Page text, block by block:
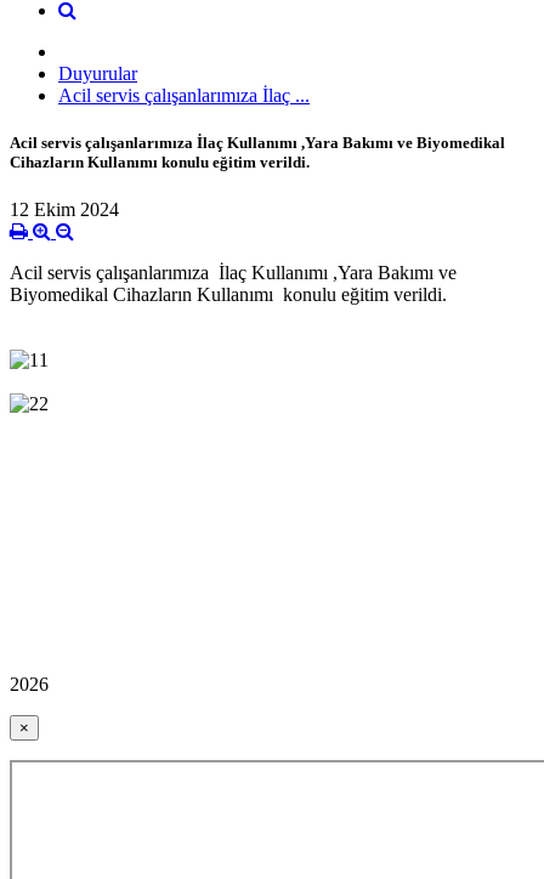
Duyurular
Acil servis çalışanlarımıza İlaç ...
Acil servis çalışanlarımıza İlaç Kullanımı ,Yara Bakımı ve Biyomedikal
Cihazların Kullanımı konulu eğitim verildi.
12 Ekim 2024
Acil servis çalışanlarımıza İlaç Kullanımı ,Yara Bakımı ve
Biyomedikal Cihazların Kullanımı konulu eğitim verildi.
2026
×